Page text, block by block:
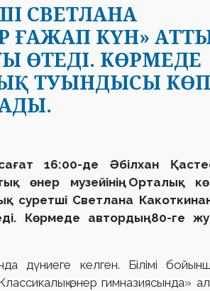
СВЕТЛАНА
ҒАЖАП КҮН»
ӨТЕДІ. КӨРМЕДЕ
ТУЫНДЫСЫ
16:00-де Әбілхан
өнер музейінің Орталық
суретші Светлана
Көрмеде автордың 80-ге
дүниеге келген. Білімі
өнер гимназиясында»